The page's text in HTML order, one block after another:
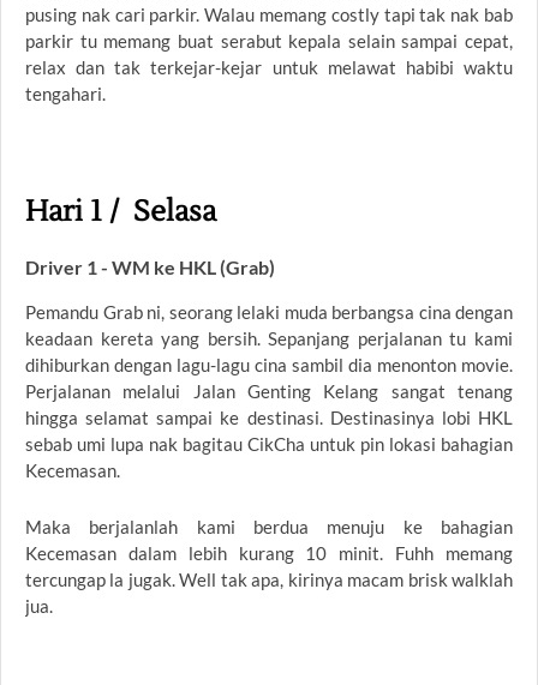
pusing nak cari parkir. Walau memang costly tapi tak nak bab
parkir tu memang buat serabut kepala selain sampai cepat,
relax dan tak terkejar-kejar untuk melawat habibi waktu
tengahari.
Hari 1 / Selasa
Driver 1 - WM ke HKL (Grab)
Pemandu Grab ni, seorang lelaki muda berbangsa cina dengan
keadaan kereta yang bersih. Sepanjang perjalanan tu kami
dihiburkan dengan lagu-lagu cina sambil dia menonton movie.
Perjalanan melalui Jalan Genting Kelang sangat tenang
hingga selamat sampai ke destinasi. Destinasinya lobi HKL
sebab umi lupa nak bagitau CikCha untuk pin lokasi bahagian
Kecemasan.
Maka berjalanlah kami berdua menuju ke bahagian
Kecemasan dalam lebih kurang 10 minit. Fuhh memang
tercungap la jugak. Well tak apa, kirinya macam brisk walklah
jua.